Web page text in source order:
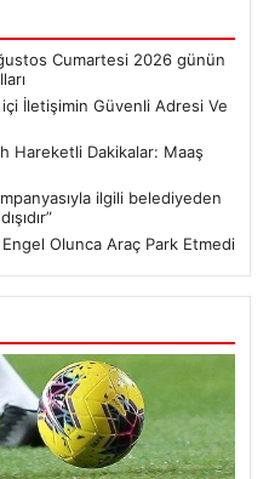
Cumartesi 2026 günün
İletişimin Güvenli Adresi Ve
Hareketli Dakikalar: Maaş
ilgili belediyeden
Olunca Araç Park Etmedi